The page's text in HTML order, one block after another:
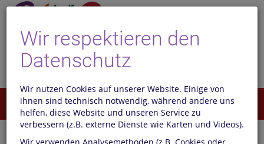
Wir respektieren den
Datenschutz
Wir nutzen Cookies auf unserer Website. Einige von
ihnen sind technisch notwendig, während andere uns
helfen, diese Website und unseren Service zu
verbessern (z.B. externe Dienste wie Karten und Videos).
Menü